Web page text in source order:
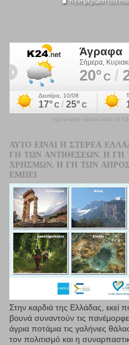
πρόγνωση καιρού από το
ΑΥΤΌ ΕΊΝΑΙ Η ΣΤΕΡΕΆ
ΓΗ ΤΩΝ ΑΝΤΙΘΈΣΕΩΝ. Η ΓΗ
ΧΡΗΣΜΏΝ. Η ΓΗ ΤΩΝ
ΕΜΠΕΙ
Στην καρδιά της Ελλάδας, εκεί
βουνά συναντούν τις
άγρια ποτάμια τις γαλήνιες
τον πολιτισμό και η